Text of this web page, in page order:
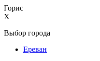
Горис
X
Выбор города
Ереван